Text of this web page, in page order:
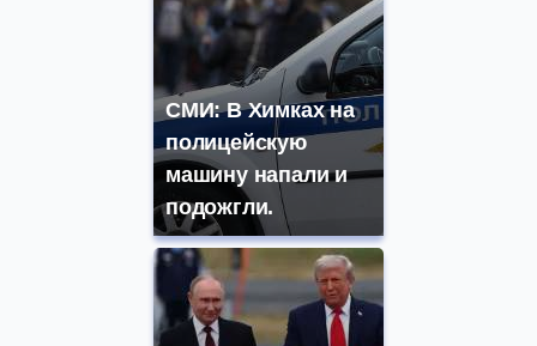
СМИ: В Химках на
полицейскую
машину напали и
подожгли.